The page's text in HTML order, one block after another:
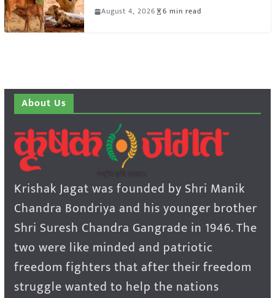
August 4, 2026 6 min read
About Us
Krishak Jagat was founded by Shri Manik
Chandra Bondriya and his younger brother
Shri Suresh Chandra Gangrade in 1946. The
two were like minded and patriotic
freedom fighters that after their freedom
struggle wanted to help the nations